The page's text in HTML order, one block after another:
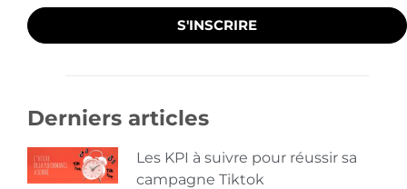
S'INSCRIRE
Derniers articles
Les KPI à suivre pour réussir sa
campagne Tiktok